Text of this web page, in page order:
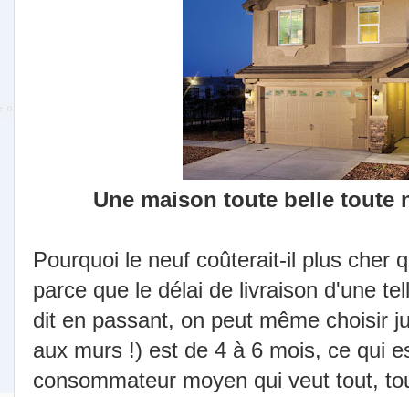
Une maison toute belle toute
Pourquoi le neuf coûterait-il plus cher
parce que le délai de livraison d'une
dit en passant, on peut même choisir
aux murs !) est de 4 à 6 mois, ce qui
consommateur moyen qui veut tout,